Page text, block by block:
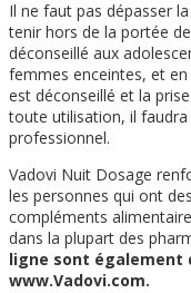
Il ne faut pas dépasser
tenir hors de la portée
déconseillé aux
femmes enceintes, et en
est déconseillé et la
toute utilisation, il faudra
professionnel.
Vadovi Nuit Dosage
les personnes qui ont
compléments
dans la plupart des
ligne sont également
www.Vadovi.com.